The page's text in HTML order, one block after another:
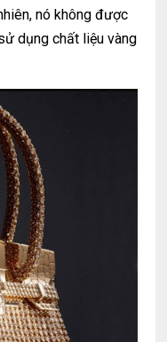
nó không được
dụng chất liệu vàng